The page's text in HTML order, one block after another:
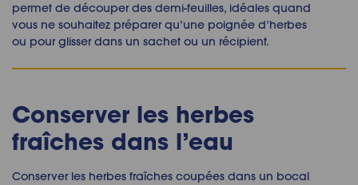
permet de découper des demi-feuilles, idéales quand
vous ne souhaitez préparer qu’une poignée d’herbes
ou pour glisser dans un sachet ou un récipient.
Conserver les herbes
fraîches dans l’eau
Conserver les herbes fraîches coupées dans un bocal